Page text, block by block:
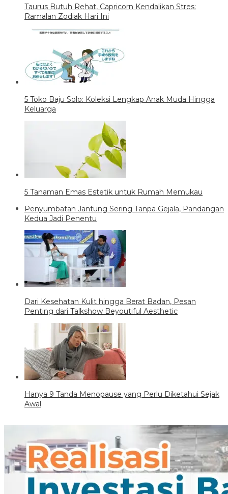
Taurus Butuh Rehat, Capricorn Kendalikan Stres:
Ramalan Zodiak Hari Ini
5 Toko Baju Solo: Koleksi Lengkap Anak Muda Hingga
Keluarga
5 Tanaman Emas Estetik untuk Rumah Memukau
Penyumbatan Jantung Sering Tanpa Gejala, Pandangan
Kedua Jadi Penentu
Dari Kesehatan Kulit hingga Berat Badan, Pesan
Penting dari Talkshow Beyoutiful Aesthetic
Hanya 9 Tanda Menopause yang Perlu Diketahui Sejak
Awal